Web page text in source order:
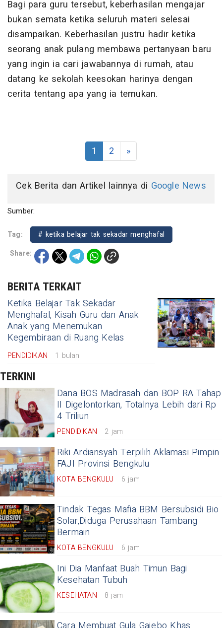
Bagi para guru tersebut, keberhasilan mengajar
bukan semata ketika seluruh materi selesai
disampaikan. Keberhasilan justru hadir ketika
seorang anak pulang membawa pertanyaan baru
yang ingin ia cari jawabannya di rumah, atau
datang ke sekolah keesokan harinya dengan
cerita tentang apa yang ia temukan.
1 2 »
Cek Berita dan Artikel lainnya di Google News
Sumber:
Tag:
# ketika belajar tak sekadar menghafal
Share:
BERITA TERKAIT
Ketika Belajar Tak Sekadar
Menghafal, Kisah Guru dan Anak
Anak yang Menemukan
Kegembiraan di Ruang Kelas
PENDIDIKAN 1 bulan
TERKINI
Dana BOS Madrasah dan BOP RA Tahap
II Digelontorkan, Totalnya Lebih dari Rp
4 Triliun
PENDIDIKAN 2 jam
Riki Ardiansyah Terpilih Aklamasi Pimpin
FAJI Provinsi Bengkulu
KOTA BENGKULU 6 jam
Tindak Tegas Mafia BBM Bersubsidi Bio
Solar,Diduga Perusahaan Tambang
Bermain
KOTA BENGKULU 6 jam
Ini Dia Manfaat Buah Timun Bagi
Kesehatan Tubuh
KESEHATAN 8 jam